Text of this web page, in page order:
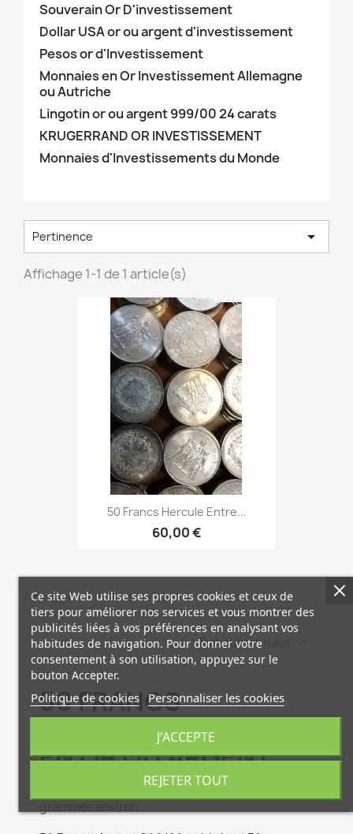
Souverain Or D'investissement
Dollar USA or ou argent d'investissement
Pesos or d'Investissement
Monnaies en Or Investissement Allemagne
ou Autriche
Lingotin or ou argent 999/00 24 carats
KRUGERRAND OR INVESTISSEMENT
Monnaies d'Investissements du Monde
Pertinence 
Affichage 1-1 de 1 article(s)
50 Francs Hercule Entre...
60,00 €
Affichage 1-1 de 1 article(s)
Retour en haut
50 FRANCS
D'INVESTISSEMENT
EN OR OU ARGENT
50 Francs Or 900/00 22 carats poids 16.12
Ce site Web utilise ses propres cookies et ceux de
tiers pour améliorer nos services et vous montrer des
publicités liées à vos préférences en analysant vos
habitudes de navigation. Pour donner votre
consentement à son utilisation, appuyez sur le
bouton Accepter.
Politique de cookies Personnaliser les cookies
REJETER TOUT
J'ACCEPTE